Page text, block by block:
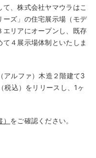
、株式会社ヤマウラはこ
ーズ」の住宅展示場（モデ
エリアにオープンし、既存
４展示場体制といたしま
アルファ）木造２階建て3
税込）をリリースし、1ヶ
をご確認ください。